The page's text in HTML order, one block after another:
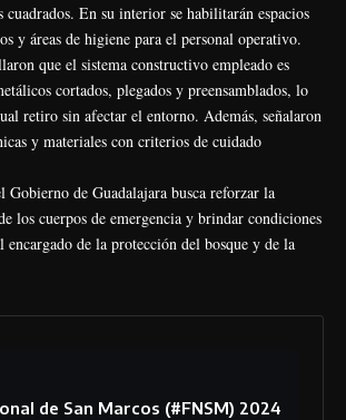
En su interior se habilitarán espacios
y áreas de higiene para el personal operativo.
que el sistema constructivo empleado es
cortados, plegados y preensamblados, lo
retiro sin afectar el entorno. Además, señalaron
y materiales con criterios de cuidado
Gobierno de Guadalajara busca reforzar la
los cuerpos de emergencia y brindar condiciones
encargado de la protección del bosque y de la
de San Marcos (#FNSM) 2024